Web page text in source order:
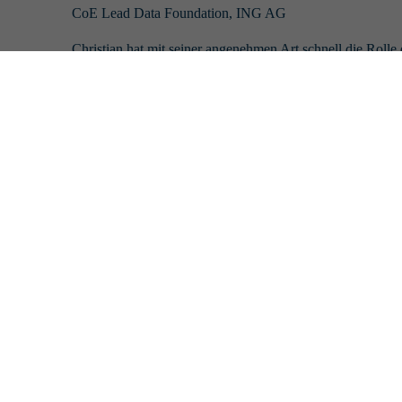
CoE Lead Data Foundation, ING AG
Christian hat mit seiner angenehmen Art schnell die